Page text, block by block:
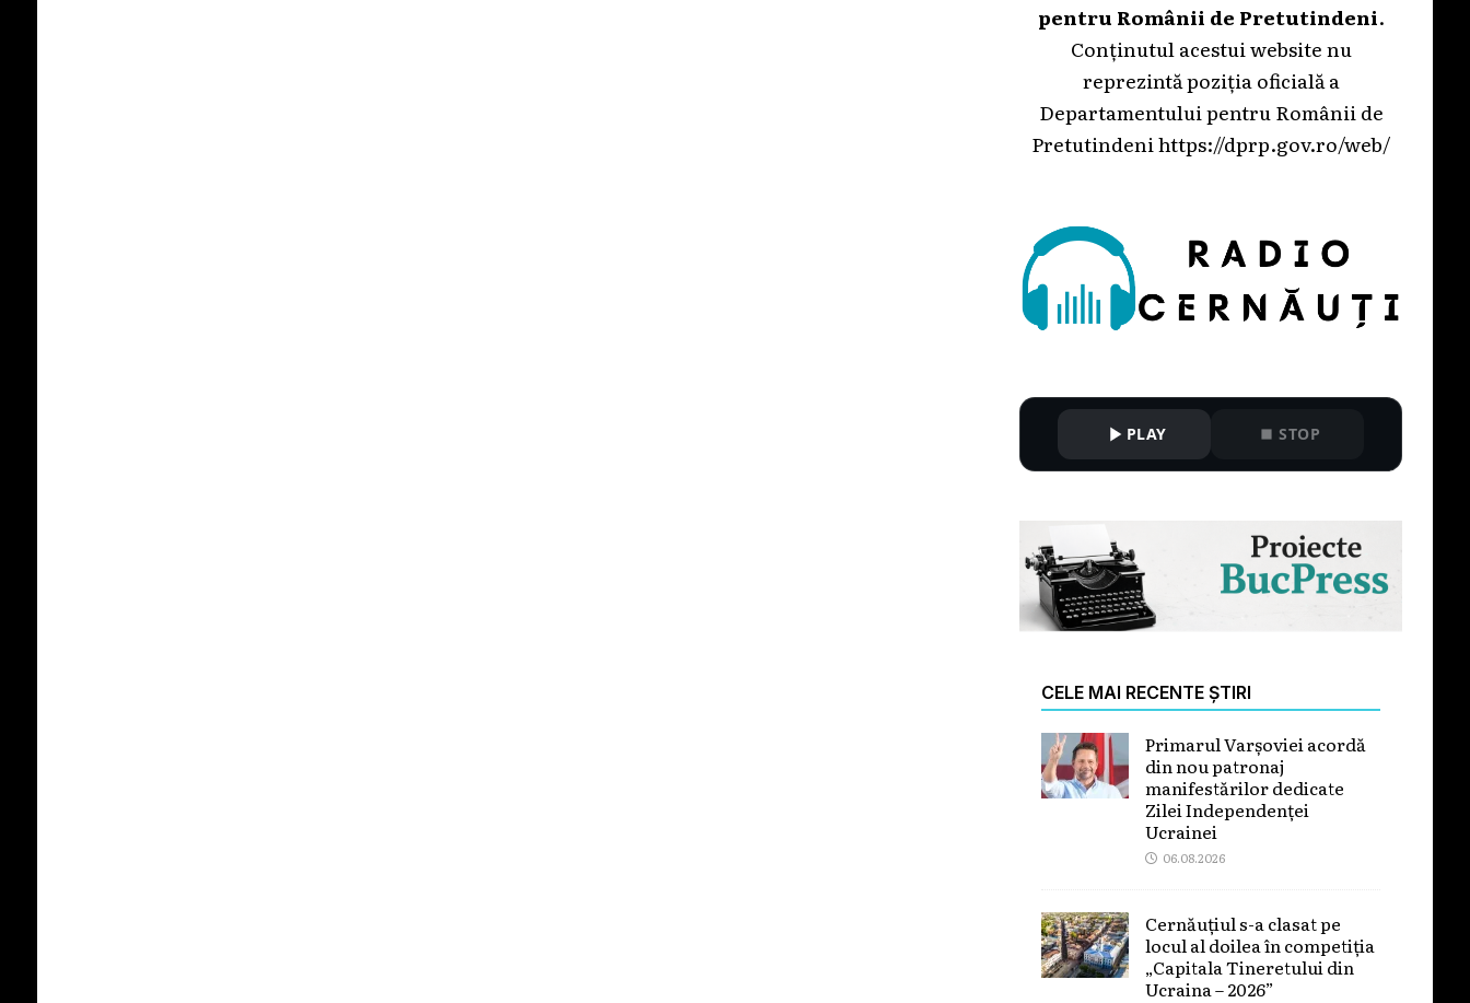
pentru Românii de Pretutindeni.
Conținutul acestui website nu
reprezintă poziția oficială a
Departamentului pentru Românii de
Pretutindenihttps://dprp.gov.ro/web/
PLAY STOP
CELE MAI RECENTE ȘTIRI
Primarul Varșoviei acordă
din nou patronaj
manifestărilor dedicate
Zilei Independenței
Ucrainei
06.08.2026
Cernăuțiul s-a clasat pe
locul al doilea în competiția
„Capitala Tineretului din
Ucraina – 2026”